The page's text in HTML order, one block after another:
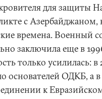
для защиты
с
времена. Военный
заключила еще в
только усилилась: в
основателей ОДКБ, а
к